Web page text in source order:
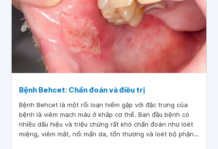
Bệnh Behcet: Chẩn đoán và điều trị
Bệnh Behcet là một rối loạn hiếm gặp với đặc trưng của
bệnh là viêm mạch máu ở khắp cơ thể. Ban đầu bệnh có
nhiều dấu hiệu và triệu chứng rất khó chẩn đoán như loét
miệng, viêm mắt, nổi mẩn da, tổn thương và loét bộ phận